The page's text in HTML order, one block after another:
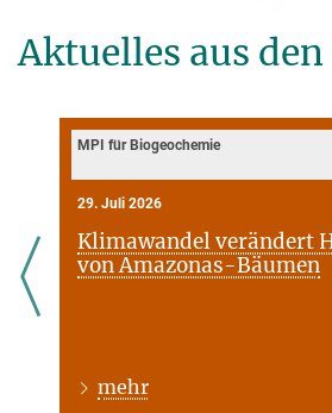
Aktuelles aus
MPI für Biogeochemie
29. Juli 2026
Klimawandel verändert
von Amazonas-Bäumen
mehr